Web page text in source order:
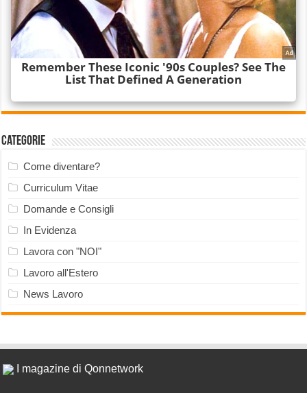
Categorie
Come diventare?
Curriculum Vitae
Domande e Consigli
In Evidenza
Lavora con "NOI"
Lavoro all'Estero
News Lavoro
I magazine di Qonnetwork